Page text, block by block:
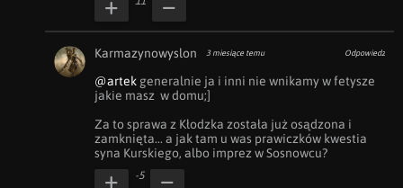
Karmazynowyslon 3 miesiące temu Odpowiedz
@artek generalnie ja i inni nie wnikamy w fetysze
jakie masz  w domu;]
Za to sprawa z Kłodzka została już osądzona i
zamknięta... a jak tam u was prawiczków kwestia
syna Kurskiego, albo imprez w Sosnowcu?
-5